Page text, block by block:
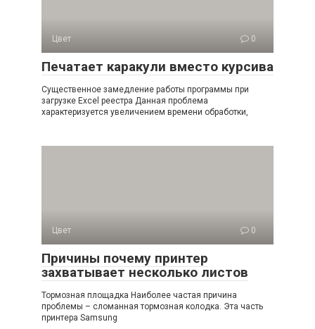
Цвет 0
Печатает каракули вместо курсива
Существенное замедление работы программы при
загрузке Excel реестра Данная проблема
характеризуется увеличением времени обработки,
Цвет 0
Причины почему принтер
захватывает несколько листов
Тормозная площадка Наиболее частая причина
проблемы – сломанная тормозная колодка. Эта часть
принтера Samsung